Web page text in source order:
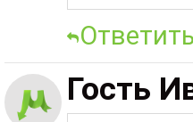
Ответить
Гость